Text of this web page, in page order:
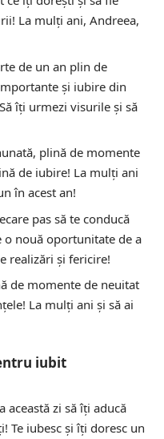
La mulți ani, Andreea,
de un an plin de
și iubire din
îți urmezi visurile și să
plină de momente
de iubire! La mulți ani
în acest an!
pas să te conducă
o nouă oportunitate de a
realizări și fericire!
de momente de neuitat
La mulți ani și să ai
iubit
această zi să îți aducă
Te iubesc și îți doresc un